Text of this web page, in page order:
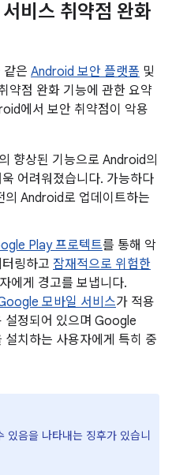
비스 취약점 완화
같은 Android 보안 플랫폼 및
약점 완화 기능에 관한 요약
에서 보안 취약점이 악용
향상된 기능으로 Android의
어려워졌습니다. 가능하다
의 Android로 업데이트하는
Play 프로텍트를 통해 악
링하고 잠재적으로 위험한
에게 경고를 보냅니다.
모바일 서비스가 적용
설정되어 있으며 Google
치하는 사용자에게 특히 중
있음을 나타내는 징후가 있습니